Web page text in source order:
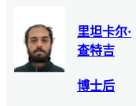
里坦卡尔·
查特吉
博士后